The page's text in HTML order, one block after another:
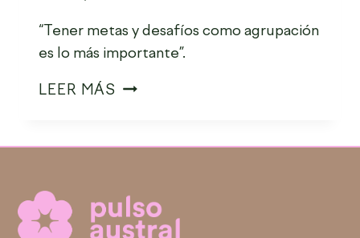
“Tener metas y desafíos como agrupación
es lo más importante”.
LEER MÁS